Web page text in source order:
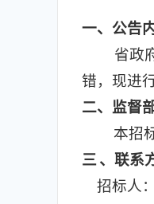
一、公告
省政
错，现进
二、监督
本招
三、联系
招标人